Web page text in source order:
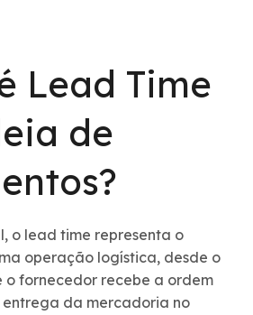
Lead Time
de
o lead time representa o
operação logística, desde o
o fornecedor recebe a ordem
da mercadoria no